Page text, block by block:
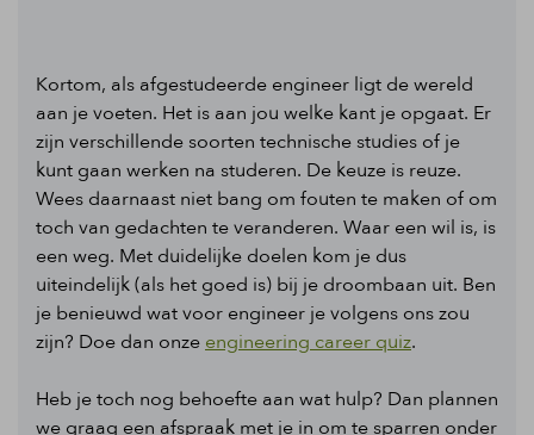
Kortom, als afgestudeerde engineer ligt de wereld
aan je voeten. Het is aan jou welke kant je opgaat. Er
zijn verschillende soorten technische studies of je
kunt gaan werken na studeren. De keuze is reuze.
Wees daarnaast niet bang om fouten te maken of om
toch van gedachten te veranderen. Waar een wil is, is
een weg. Met duidelijke doelen kom je dus
uiteindelijk (als het goed is) bij je droombaan uit. Ben
je benieuwd wat voor engineer je volgens ons zou
zijn? Doe dan onzeengineering career quiz.
Heb je toch nog behoefte aan wat hulp? Dan plannen
we graag een afspraak met je in om te sparren onder